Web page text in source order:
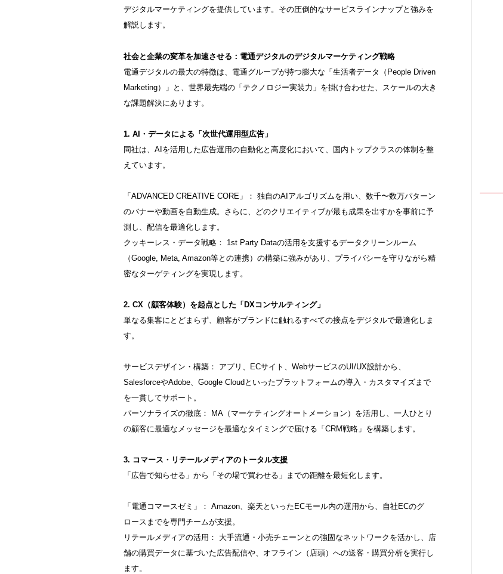
デジタルマーケティングを提供しています。その圧倒的なサービスラインナップと強みを
解説します。
社会と企業の変革を加速させる：電通デジタルのデジタルマーケティング戦略
電通デジタルの最大の特徴は、電通グループが持つ膨大な「生活者データ（People Driven
Marketing）」と、世界最先端の「テクノロジー実装力」を掛け合わせた、スケールの大き
な課題解決にあります。
1. AI・データによる「次世代運用型広告」
同社は、AIを活用した広告運用の自動化と高度化において、国内トップクラスの体制を整
えています。
「ADVANCED CREATIVE CORE」： 独自のAIアルゴリズムを用い、数千〜数万パターン
のバナーや動画を自動生成。さらに、どのクリエイティブが最も成果を出すかを事前に予
測し、配信を最適化します。
クッキーレス・データ戦略： 1st Party Dataの活用を支援するデータクリーンルーム
（Google, Meta, Amazon等との連携）の構築に強みがあり、プライバシーを守りながら精
密なターゲティングを実現します。
2. CX（顧客体験）を起点とした「DXコンサルティング」
単なる集客にとどまらず、顧客がブランドに触れるすべての接点をデジタルで最適化しま
す。
サービスデザイン・構築： アプリ、ECサイト、WebサービスのUI/UX設計から、
SalesforceやAdobe、Google Cloudといったプラットフォームの導入・カスタマイズまで
を一貫してサポート。
パーソナライズの徹底： MA（マーケティングオートメーション）を活用し、一人ひとり
の顧客に最適なメッセージを最適なタイミングで届ける「CRM戦略」を構築します。
3. コマース・リテールメディアのトータル支援
「広告で知らせる」から「その場で買わせる」までの距離を最短化します。
「電通コマースゼミ」： Amazon、楽天といったECモール内の運用から、自社ECのグ
ロースまでを専門チームが支援。
リテールメディアの活用： 大手流通・小売チェーンとの強固なネットワークを活かし、店
舗の購買データに基づいた広告配信や、オフライン（店頭）への送客・購買分析を実行し
ます。